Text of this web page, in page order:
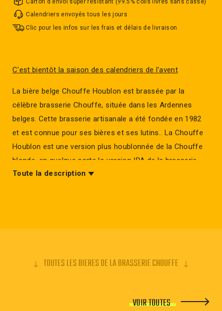
Carton d'envoi super résistant (99.5% colis livrés sans casse)
Calendriers envoyés tous les jours
Clic pour les infos sur les frais et délais de livraison
C'est bientôt la saison des calendriers de l'avent
La bière belge Chouffe Houblon est brassée par la
célèbre brasserie Chouffe, située dans les Ardennes
belges. Cette brasserie artisanale a été fondée en 1982
et est connue pour ses bières et ses lutins.. La Chouffe
Houblon est une version plus houblonnée de la Chouffe
blonde, en quelque sorte la version IPA de la brasserie
d'Achouffe.
Toute la description
TOUTES LES BIERES DE LA BRASSERIE CHOUFFE
VOIR TOUTES